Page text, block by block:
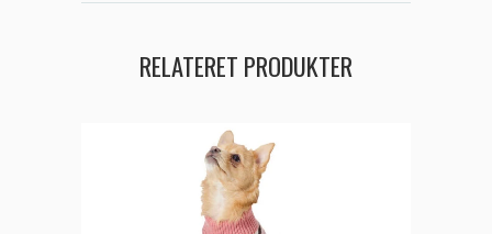
RELATERET PRODUKTER